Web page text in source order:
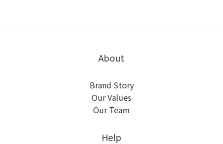
About
Brand Story
Our Values
Our Team
Help